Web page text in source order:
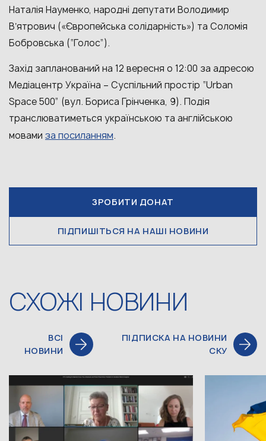
Наталія Науменко, народні депутати Володимир
Вʼятрович («Європейська солідарність») та Соломія
Бобровська (“Голос”).
Захід запланований на 12 вересня о 12:00 за адресою
Медіацентр Україна – Суспільний простір “Urban
Space 500” (вул. Бориса Грінченка, 9). Подія
транслюватиметься українською та англійською
мовами за посиланням.
ЗРОБИТИ ДОНАТ
ПІДПИШІТЬСЯ НА НАШІ НОВИНИ
СХОЖІ НОВИНИ
ВСІ
НОВИНИ
ПІДПИСКА НА НОВИНИ
СКУ